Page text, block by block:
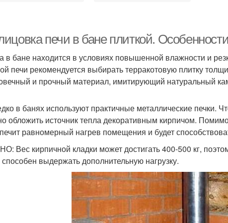
печи в бане плиткой.
в бане находится в условиях повышенной влажности и
печи рекомендуется выбирать терракотовую плитку
и прочный материал, имитирующий натуральный
в банях используют практичные металлические печки.
обложить источник тепла декоративным кирпичом.
равномерный нагрев помещения и будет
Вес кирпичной кладки может достигать 400-500 кг,
выдержать дополнительную нагрузку.